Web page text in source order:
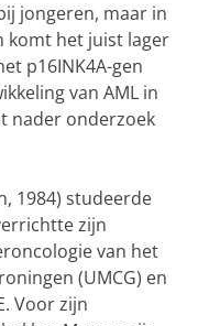
jongeren, maar in
komt het juist lager
p16INK4A-gen
van AML in
nader onderzoek
1984) studeerde
zijn
van het
(UMCG) en
Voor zijn